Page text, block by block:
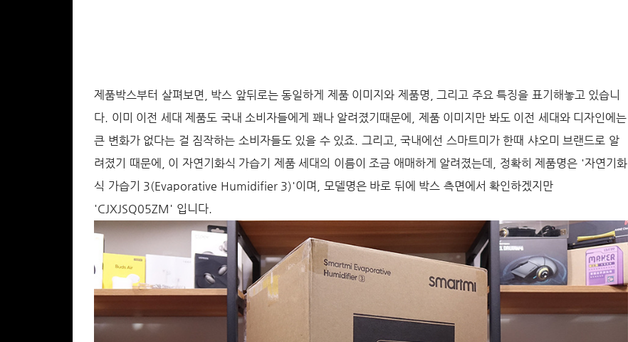
제품박스부터 살펴보면, 박스 앞뒤로는 동일하게 제품 이미지와 제품명, 그리고 주요 특징을 표기해놓고 있습니
다. 이미 이전 세대 제품도 국내 소비자들에게 꽤나 알려졌기때문에, 제품 이미지만 봐도 이전 세대와 디자인에는
큰 변화가 없다는 걸 짐작하는 소비자들도 있을 수 있죠. 그리고, 국내에선 스마트미가 한때 샤오미 브랜드로 알
려졌기 때문에, 이 자연기화식 가습기 제품 세대의 이름이 조금 애매하게 알려졌는데, 정확히 제품명은 '자연기화
식 가습기 3(Evaporative Humidifier 3)'이며, 모델명은 바로 뒤에 박스 측면에서 확인하겠지만
'CJXJSQ05ZM' 입니다.